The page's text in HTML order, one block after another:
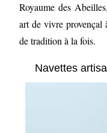
Royaume des
art de vivre provençal
de tradition à la fois.
Navettes